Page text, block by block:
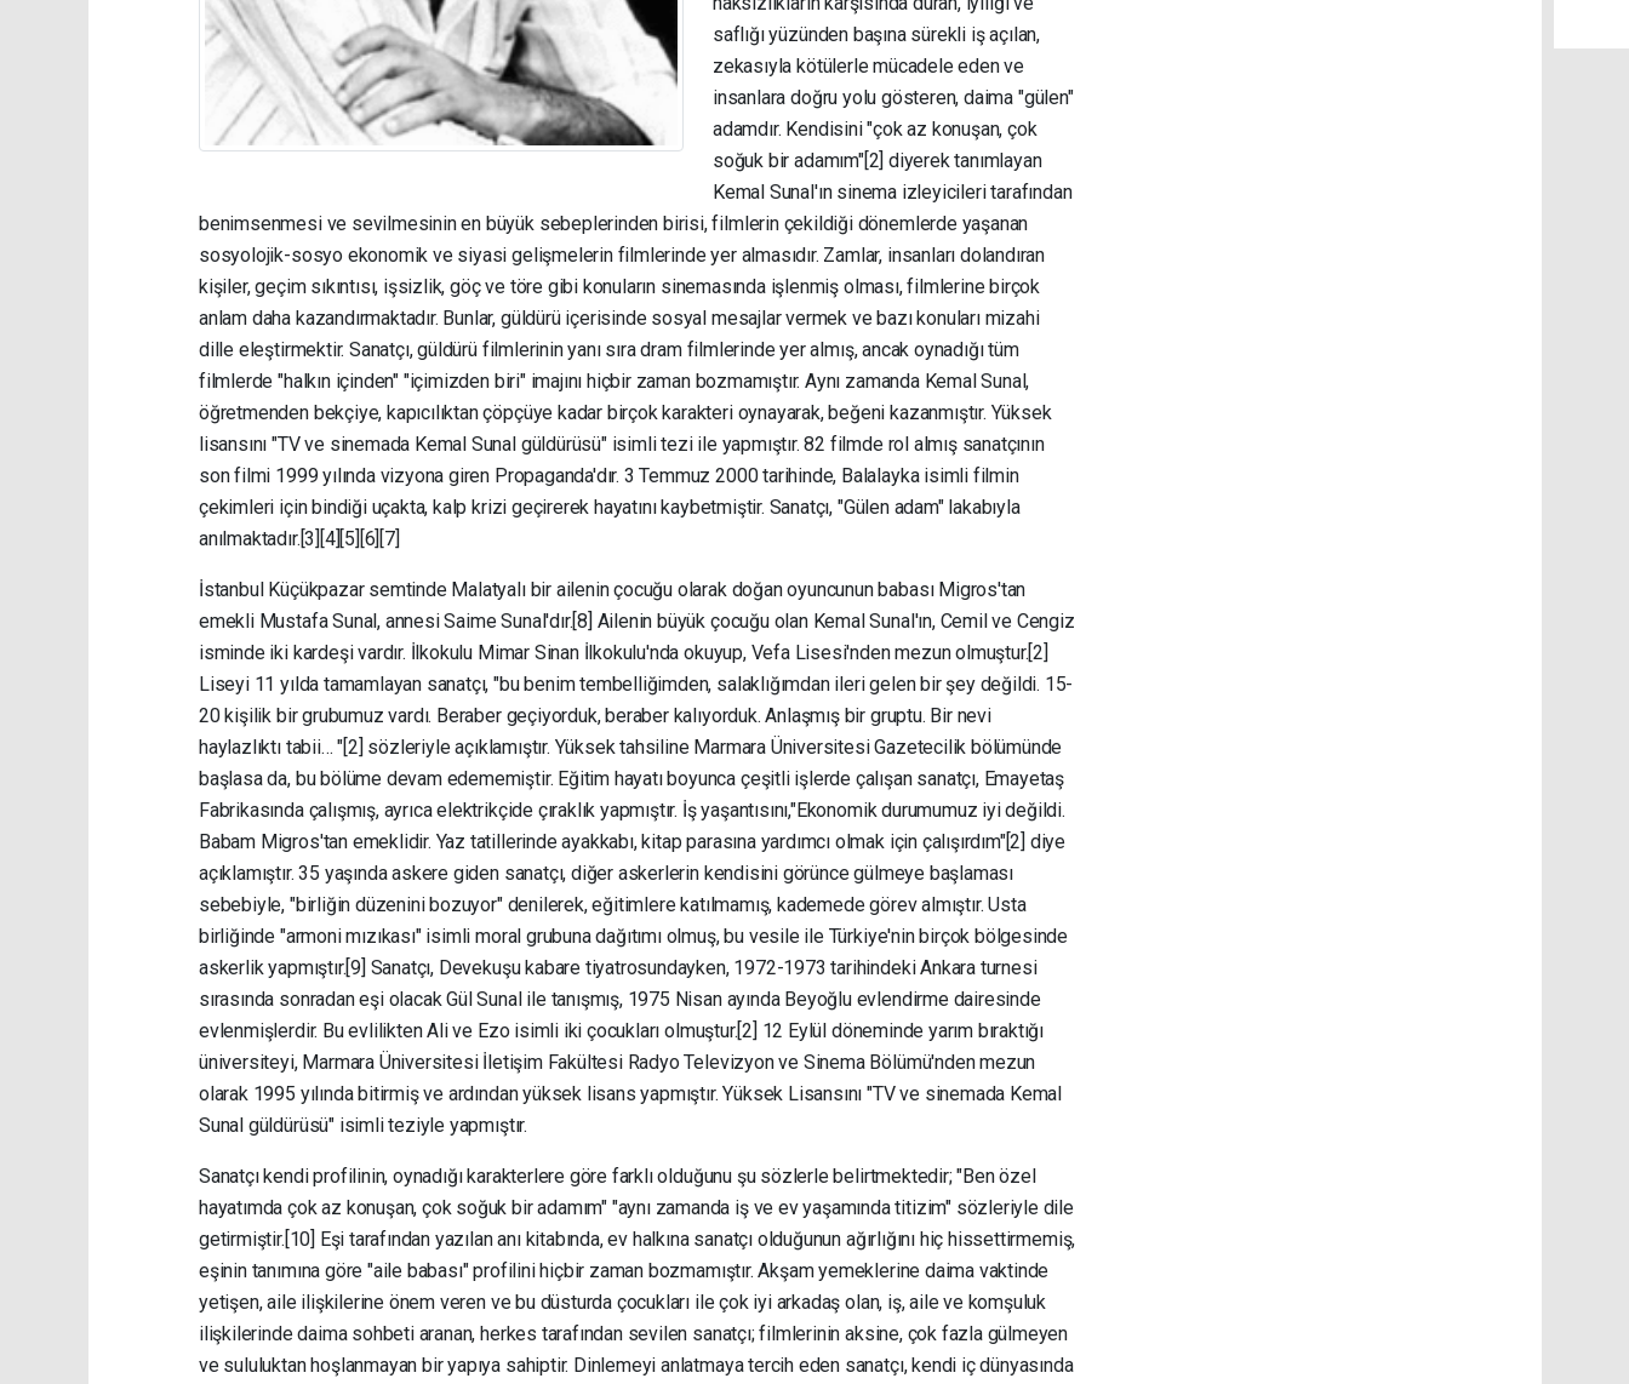
saflığı yüzünden başına sürekli iş açılan,
zekasıyla kötülerle mücadele eden ve
insanlara doğru yolu gösteren, daima "gülen"
adamdır. Kendisini "çok az konuşan, çok
soğuk bir adamım"[2] diyerek tanımlayan
Kemal Sunal'ın sinema izleyicileri tarafından
benimsenmesi ve sevilmesinin en büyük sebeplerinden birisi, filmlerin çekildiği dönemlerde yaşanan
sosyolojik-sosyo ekonomik ve siyasi gelişmelerin filmlerinde yer almasıdır. Zamlar, insanları dolandıran
kişiler, geçim sıkıntısı, işsizlik, göç ve töre gibi konuların sinemasında işlenmiş olması, filmlerine birçok
anlam daha kazandırmaktadır. Bunlar, güldürü içerisinde sosyal mesajlar vermek ve bazı konuları mizahi
dille eleştirmektir. Sanatçı, güldürü filmlerinin yanı sıra dram filmlerinde yer almış, ancak oynadığı tüm
filmlerde "halkın içinden" "içimizden biri" imajını hiçbir zaman bozmamıştır. Aynı zamanda Kemal Sunal,
öğretmenden bekçiye, kapıcılıktan çöpçüye kadar birçok karakteri oynayarak, beğeni kazanmıştır. Yüksek
lisansını "TV ve sinemada Kemal Sunal güldürüsü" isimli tezi ile yapmıştır. 82 filmde rol almış sanatçının
son filmi 1999 yılında vizyona giren Propaganda'dır. 3 Temmuz 2000 tarihinde, Balalayka isimli filmin
çekimleri için bindiği uçakta, kalp krizi geçirerek hayatını kaybetmiştir. Sanatçı, "Gülen adam" lakabıyla
anılmaktadır.[3][4][5][6][7]
İstanbul Küçükpazar semtinde Malatyalı bir ailenin çocuğu olarak doğan oyuncunun babası Migros'tan
emekli Mustafa Sunal, annesi Saime Sunal'dır.[8] Ailenin büyük çocuğu olan Kemal Sunal'ın, Cemil ve Cengiz
isminde iki kardeşi vardır. İlkokulu Mimar Sinan İlkokulu'nda okuyup, Vefa Lisesi'nden mezun olmuştur.[2]
Liseyi 11 yılda tamamlayan sanatçı, "bu benim tembelliğimden, salaklığımdan ileri gelen bir şey değildi. 15-
20 kişilik bir grubumuz vardı. Beraber geçiyorduk, beraber kalıyorduk. Anlaşmış bir gruptu. Bir nevi
haylazlıktı tabii… "[2] sözleriyle açıklamıştır. Yüksek tahsiline Marmara Üniversitesi Gazetecilik bölümünde
başlasa da, bu bölüme devam edememiştir. Eğitim hayatı boyunca çeşitli işlerde çalışan sanatçı, Emayetaş
Fabrikasında çalışmış, ayrıca elektrikçide çıraklık yapmıştır. İş yaşantısını,"Ekonomik durumumuz iyi değildi.
Babam Migros'tan emeklidir. Yaz tatillerinde ayakkabı, kitap parasına yardımcı olmak için çalışırdım"[2] diye
açıklamıştır. 35 yaşında askere giden sanatçı, diğer askerlerin kendisini görünce gülmeye başlaması
sebebiyle, "birliğin düzenini bozuyor" denilerek, eğitimlere katılmamış, kademede görev almıştır. Usta
birliğinde "armoni mızıkası" isimli moral grubuna dağıtımı olmuş, bu vesile ile Türkiye'nin birçok bölgesinde
askerlik yapmıştır.[9] Sanatçı, Devekuşu kabare tiyatrosundayken, 1972-1973 tarihindeki Ankara turnesi
sırasında sonradan eşi olacak Gül Sunal ile tanışmış, 1975 Nisan ayında Beyoğlu evlendirme dairesinde
evlenmişlerdir. Bu evlilikten Ali ve Ezo isimli iki çocukları olmuştur.[2] 12 Eylül döneminde yarım bıraktığı
üniversiteyi, Marmara Üniversitesi İletişim Fakültesi Radyo Televizyon ve Sinema Bölümü'nden mezun
olarak 1995 yılında bitirmiş ve ardından yüksek lisans yapmıştır. Yüksek Lisansını "TV ve sinemada Kemal
Sunal güldürüsü" isimli teziyle yapmıştır.
Sanatçı kendi profilinin, oynadığı karakterlere göre farklı olduğunu şu sözlerle belirtmektedir; "Ben özel
hayatımda çok az konuşan, çok soğuk bir adamım" "aynı zamanda iş ve ev yaşamında titizim" sözleriyle dile
getirmiştir.[10] Eşi tarafından yazılan anı kitabında, ev halkına sanatçı olduğunun ağırlığını hiç hissettirmemiş,
eşinin tanımına göre "aile babası" profilini hiçbir zaman bozmamıştır. Akşam yemeklerine daima vaktinde
yetişen, aile ilişkilerine önem veren ve bu düsturda çocukları ile çok iyi arkadaş olan, iş, aile ve komşuluk
ilişkilerinde daima sohbeti aranan, herkes tarafından sevilen sanatçı; filmlerinin aksine, çok fazla gülmeyen
ve sululuktan hoşlanmayan bir yapıya sahiptir. Dinlemeyi anlatmaya tercih eden sanatçı, kendi iç dünyasında